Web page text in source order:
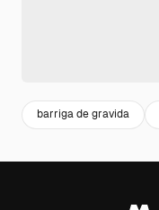
barriga de gravida